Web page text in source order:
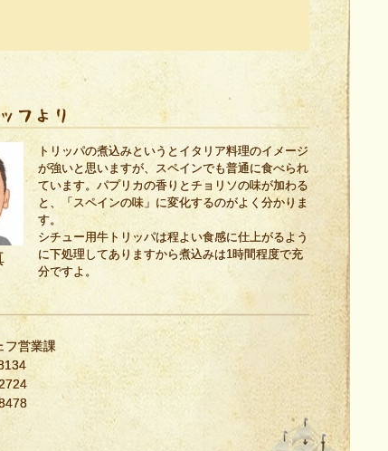
トリッパの煮込みというとイタリア料理のイメージ
が強いと思いますが、スペインでも普通に食べられ
ています。パプリカの香りとチョリソの味が加わる
と、「スペインの味」に変化するのがよく分かりま
す。
シチュー用牛トリッパは程よい食感に仕上がるよう
に下処理してありますから煮込みは1時間程度で充
分ですよ。
フ営業課